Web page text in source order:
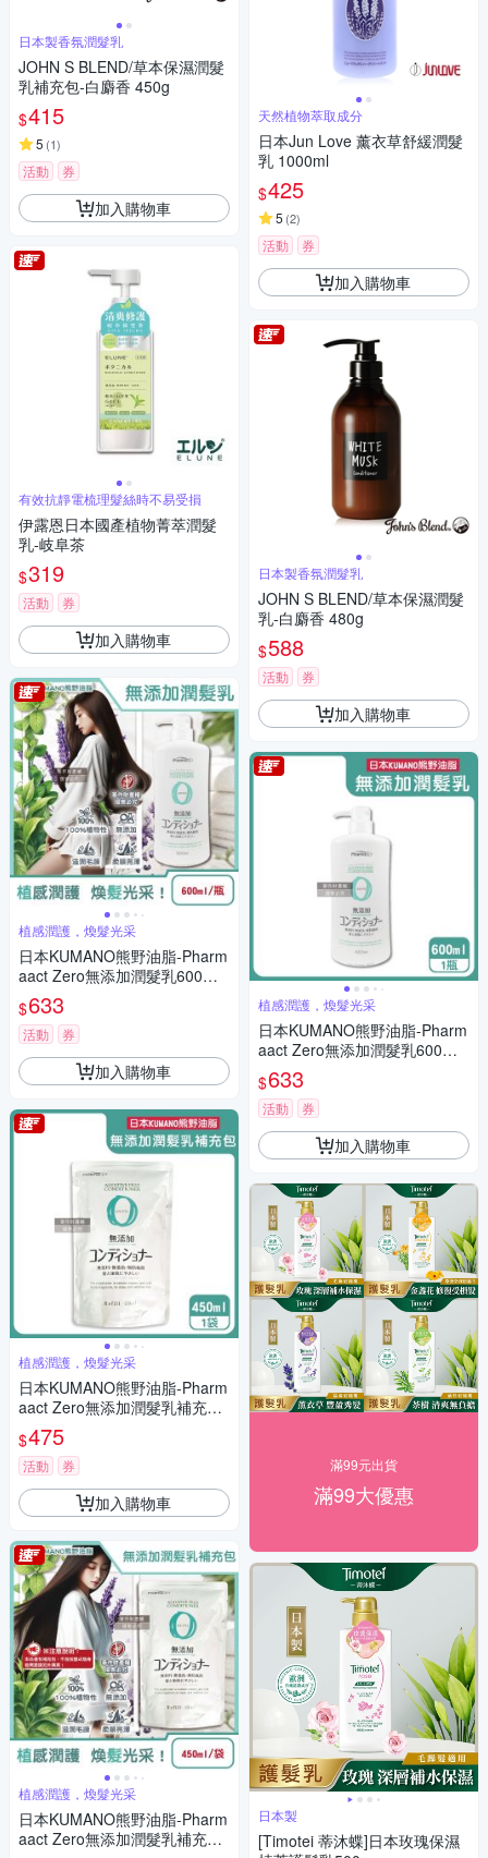
日本製香氛潤髮乳
JOHN S BLEND/草本保濕潤髮
乳補充包-白麝香 450g
$415
5 (1)
活動 券
加入購物車
有效抗靜電梳理髮絲時不易受損
伊露恩日本國產植物菁萃潤髮
乳-岐阜茶
$319
活動 券
加入購物車
植感潤護，煥髮光采
日本KUMANO熊野油脂-Pharm
aact Zero無添加潤髮乳600ml/
瓶(植物性溫和修護潤絲乳,胺基
酸滋潤護髮素,光澤柔順潤髮精
華)
$633
活動 券
加入購物車
植感潤護，煥髮光采
日本KUMANO熊野油脂-Pharm
aact Zero無添加潤髮乳補充包
450ml/袋(植物性修護潤絲乳,胺
基酸滋潤護髮素,光澤柔順潤髮
精華,0香料色素防腐劑)
$475
活動 券
加入購物車
植感潤護，煥髮光采
日本KUMANO熊野油脂-Pharm
aact Zero無添加潤髮乳補充包
天然植物萃取成分
日本Jun Love 薰衣草舒緩潤髮
乳 1000ml
$425
5 (2)
活動 券
加入購物車
日本製香氛潤髮乳
JOHN S BLEND/草本保濕潤髮
乳-白麝香 480g
$588
活動 券
加入購物車
植感潤護，煥髮光采
日本KUMANO熊野油脂-Pharm
aact Zero無添加潤髮乳600ml/
瓶(植物性溫和修護潤絲乳,胺基
酸滋潤護髮素,光澤柔順潤髮精
華,不含香料色素防腐劑)
$633
活動 券
加入購物車
滿99元出貨
滿99大優惠
日本製
[Timotei 蒂沐蝶]日本玫瑰保濕